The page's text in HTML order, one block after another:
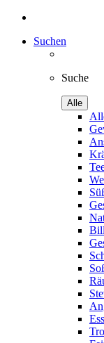
Suchen
Suche
Alle